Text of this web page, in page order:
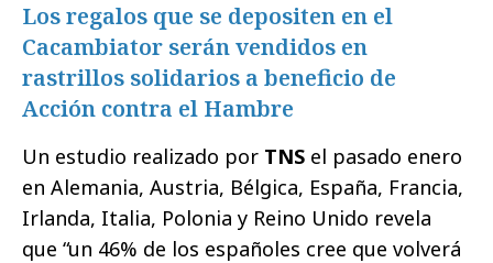
Los regalos que se depositen en el
Cacambiator serán vendidos en
rastrillos solidarios a beneficio de
Acción contra el Hambre
Un estudio realizado por TNS el pasado enero
en Alemania, Austria, Bélgica, España, Francia,
Irlanda, Italia, Polonia y Reino Unido revela
que “un 46% de los españoles cree que volverá